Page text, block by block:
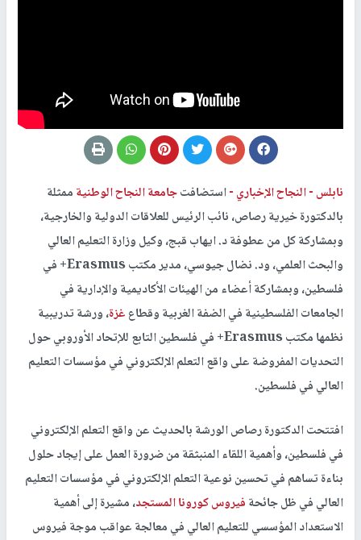
نابلس -النجاح الإخباري -استضافتجامعة النجاح الوطنيةممثلة
بالدكتورة خيرية رصاص، نائب الرئيس للعلاقات الدولية والخارجية،
وبمشاركة كل من عطوفة د. ايهاب قبج، وكيل وزارة التعليم العالي
والبحث العلمي، ود. نضال جيوسي، مدير مكتب Erasmus+ في
فلسطين، وبمشاركة أعضاء من الهيئات الأكاديمية والإدارية في
الجامعات الفلسطينية في الضفة الغربية وقطاعغزة، ورشة تدريبية
نظمها مكتب Erasmus+ في فلسطين التابع للإتحاد الأوروبي حول
التحديات المفروضة على واقع التعلم الإلكتروني في مؤسسات التعليم
العالي في فلسطين.
افتتحت الدكتورة رصاص الورشة بالحديث عن واقع التعلم الإلكتروني
في فلسطين، وأهمية اللقاء المنبثقة من ضرورة العمل على إيجاد حلول
بناءة تساهم في تحسين نوعية التعلم الإلكتروني في مؤسسات التعليم
العالي في ظل جائحةفيروس كورونا المستجد، مشيرة إلى أهمية
الاستعداد المؤسسي للتعليم العالي في معالجة عواقب موجة فيروس